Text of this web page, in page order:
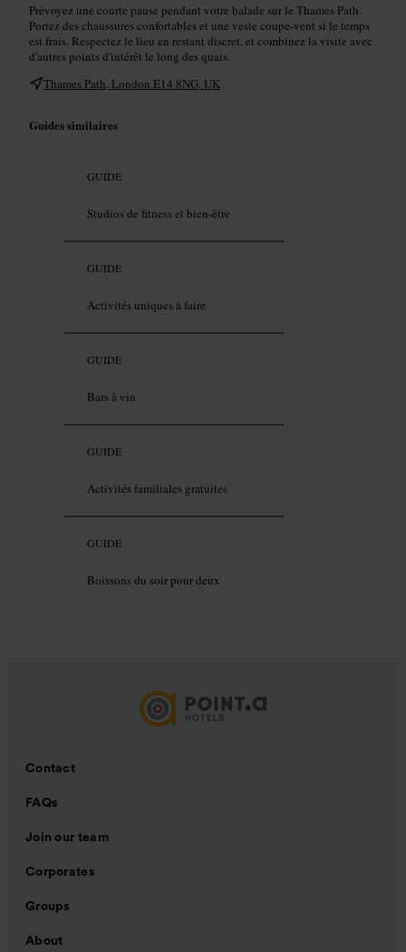
Prévoyez une courte pause pendant votre balade sur le Thames Path.
Portez des chaussures confortables et une veste coupe-vent si le temps
est frais. Respectez le lieu en restant discret, et combinez la visite avec
d'autres points d'intérêt le long des quais.
Thames Path, London E14 8NG, UK
Guides similaires
GUIDE
Studios de fitness et bien-être
GUIDE
Activités uniques à faire
GUIDE
Bars à vin
GUIDE
Activités familiales gratuites
GUIDE
Boissons du soir pour deux
Contact
FAQs
Join our team
Corporates
Groups
About